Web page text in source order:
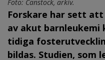
Foto: Canstock, arkiv.
Forskare har sett
av akut barnleukemi
tidiga
bildas. Studien, som